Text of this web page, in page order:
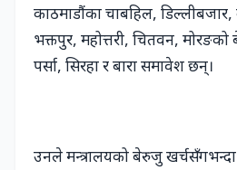
काठमाडौंका चाबहिल,
भक्तपुर, महोत्तरी, चितवन, मोरङको
पर्सा, सिरहा र बारा समावेश छन्।
उनले मन्त्रालयको बेरुजु